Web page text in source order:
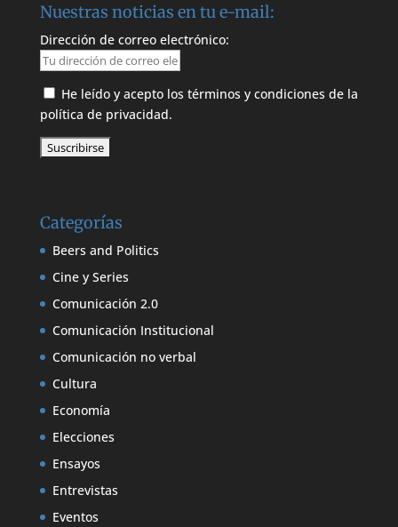
Nuestras noticias en tu e-mail:
Dirección de correo electrónico:
He leído y acepto los términos y condiciones de la
política de privacidad.
Categorías
Beers and Politics
Cine y Series
Comunicación 2.0
Comunicación Institucional
Comunicación no verbal
Cultura
Economía
Elecciones
Ensayos
Entrevistas
Eventos